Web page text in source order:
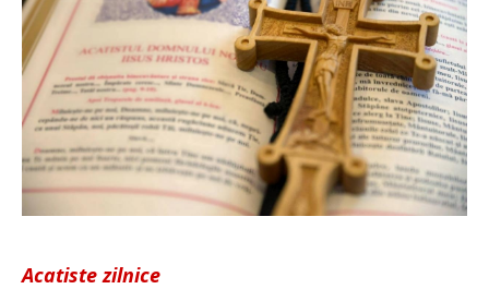
Acatiste zilnice